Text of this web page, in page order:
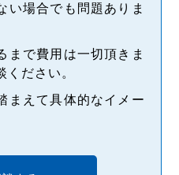
い場合でも問題ありま
まで費用は一切頂きま
ださい。
まえて具体的なイメー